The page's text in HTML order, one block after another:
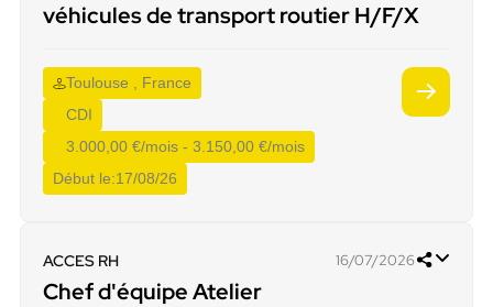
véhicules de transport routier H/F/X
Toulouse , France
CDI
3.000,00 €/mois - 3.150,00 €/mois
Début le:17/08/26
ACCES RH 16/07/2026
Chef d'équipe Atelier